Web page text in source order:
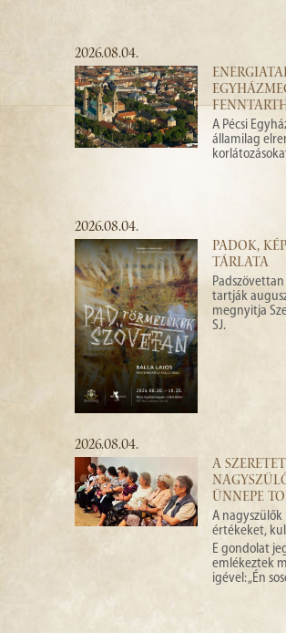
2026.08.04.
A Pécsi
államilag
2026.08.04.
PADOK,
TÁRLATA
tartják
megnyitja
SJ.
2026.08.04.
A
ÜNNEPE
A
értékeket,
E gondolat
emlékeztek
igével: „Én